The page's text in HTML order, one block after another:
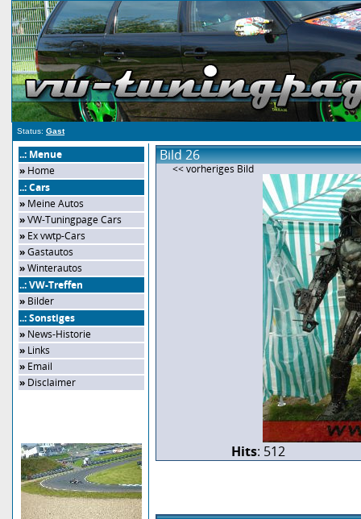
Status: Gast
..: Menue
» Home
..: Cars
» Meine Autos
»VW-Tuningpage Cars
» Ex vwtp-Cars
»Gastautos
»Winterautos
..: VW-Treffen
» Bilder
..: Sonstiges
» News-Historie
» Links
» Email
» Disclaimer
Bild 26
<< vorheriges Bild
Hits: 512